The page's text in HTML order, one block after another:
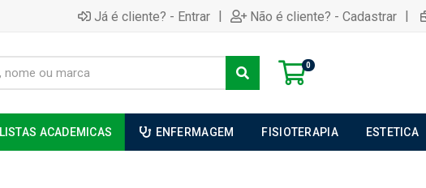
Já é cliente? - Entrar | Não é cliente? - Cadastrar |
0
LISTAS ACADEMICAS ENFERMAGEM FISIOTERAPIA ESTETICA